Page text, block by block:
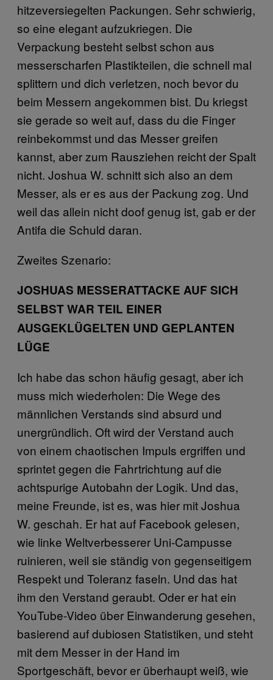
hitzeversiegelten Packungen. Sehr schwierig,
so eine elegant aufzukriegen. Die
Verpackung besteht selbst schon aus
messerscharfen Plastikteilen, die schnell mal
splittern und dich verletzen, noch bevor du
beim Messern angekommen bist. Du kriegst
sie gerade so weit auf, dass du die Finger
reinbekommst und das Messer greifen
kannst, aber zum Rausziehen reicht der Spalt
nicht. Joshua W. schnitt sich also an dem
Messer, als er es aus der Packung zog. Und
weil das allein nicht doof genug ist, gab er der
Antifa die Schuld daran.
Zweites Szenario:
JOSHUAS MESSERATTACKE AUF SICH
SELBST WAR TEIL EINER
AUSGEKLÜGELTEN UND GEPLANTEN
LÜGE
Ich habe das schon häufig gesagt, aber ich
muss mich wiederholen: Die Wege des
männlichen Verstands sind absurd und
unergründlich. Oft wird der Verstand auch
von einem chaotischen Impuls ergriffen und
sprintet gegen die Fahrtrichtung auf die
achtspurige Autobahn der Logik. Und das,
meine Freunde, ist es, was hier mit Joshua
W. geschah. Er hat auf Facebook gelesen,
wie linke Weltverbesserer Uni-Campusse
ruinieren, weil sie ständig von gegenseitigem
Respekt und Toleranz faseln. Und das hat
ihm den Verstand geraubt. Oder er hat ein
YouTube-Video über Einwanderung gesehen,
basierend auf dubiosen Statistiken, und steht
mit dem Messer in der Hand im
Sportgeschäft, bevor er überhaupt weiß, wie